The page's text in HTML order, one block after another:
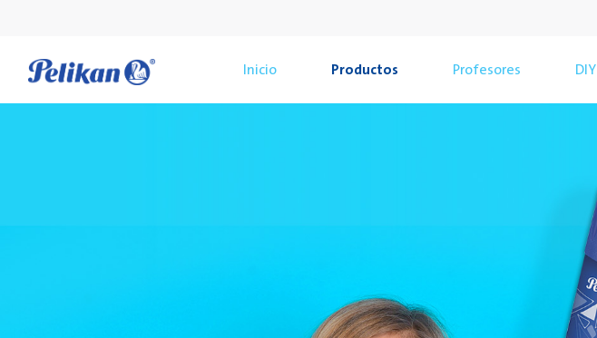
Inicio Productos Profesores DIY